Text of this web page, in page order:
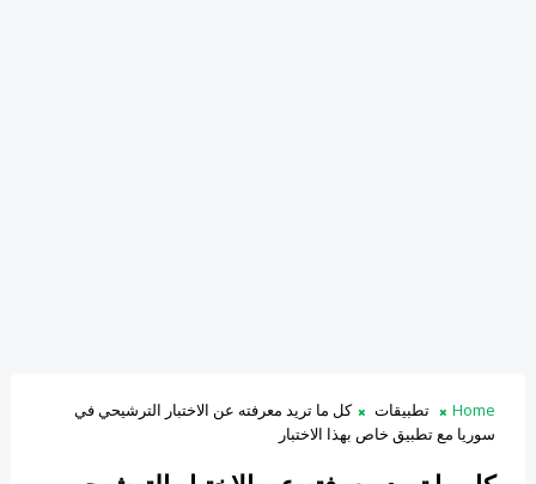
Home تطبيقات
كل ما تريد معرفته عن الاختبار الترشيحي في
سوريا مع تطبيق خاص بهذا الاختبار